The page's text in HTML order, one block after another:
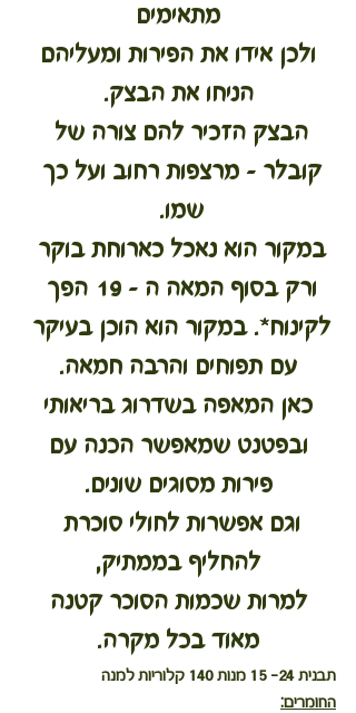
מתאימים
ולכן אידו את הפירות ומעליהם
הניחו את הבצק.
הבצק הזכיר להם צורה של
קובלר – מרצפות רחוב ועל כך
שמו.
במקור הוא נאכל כארוחת בוקר
ורק בסוף המאה ה – 19 הפך
לקינוח*. במקור הוא הוכן בעיקר
עם תפוחים והרבה חמאה.
כאן המאפה בשדרוג בריאותי
ובפטנט שמאפשר הכנה עם
פירות מסוגים שונים.
וגם אפשרות לחולי סוכרת
להחליף בממתיק,
למרות שכמות הסוכר קטנה
מאוד בכל מקרה.
תבנית 24- 15 מנות 140 קלוריות למנה
החומרים: